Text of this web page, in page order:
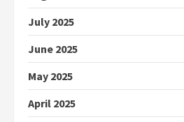
July 2025
June 2025
May 2025
April 2025